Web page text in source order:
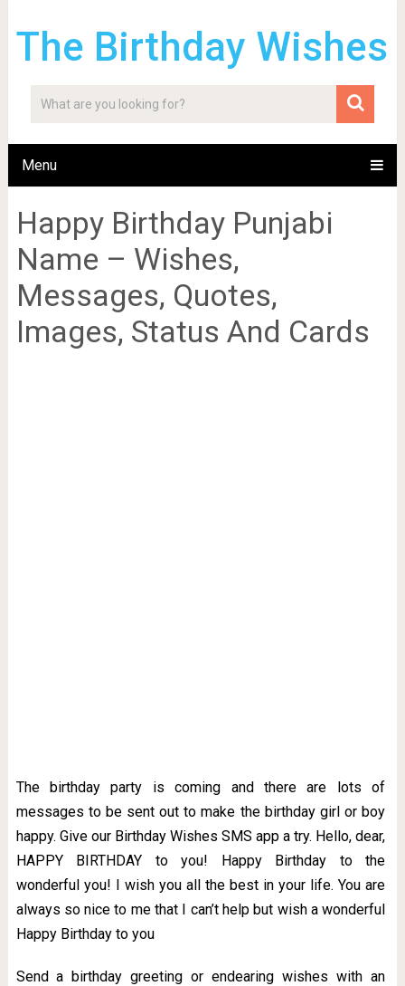
The Birthday Wishes
Menu
Happy Birthday Punjabi
Name – Wishes,
Messages, Quotes,
Images, Status And Cards
The birthday party is coming and there are lots of
messages to be sent out to make the birthday girl or boy
happy. Give our Birthday Wishes SMS app a try. Hello, dear,
HAPPY BIRTHDAY to you! Happy Birthday to the
wonderful you! I wish you all the best in your life. You are
always so nice to me that I can’t help but wish a wonderful
Happy Birthday to you
Send a birthday greeting or endearing wishes with an